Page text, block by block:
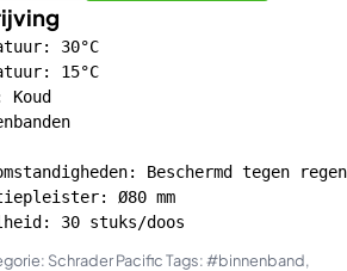
30°C
15°C
Beschermd tegen
Ø80 mm
30 stuks/doos
Schrader PacificTags:#binnenband,